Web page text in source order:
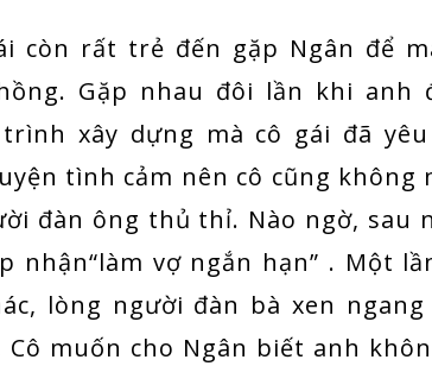
còn rất trẻ đến gặp Ngân để
Gặp nhau đôi lần khi anh
xây dựng mà cô gái đã
tình cảm nên cô cũng không
đàn ông thủ thỉ. Nào ngờ, sau
nhận“làm vợ ngắn hạn” . Một
lòng người đàn bà xen
muốn cho Ngân biết anh